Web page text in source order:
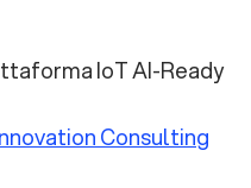
IoT AI-Ready
Consulting